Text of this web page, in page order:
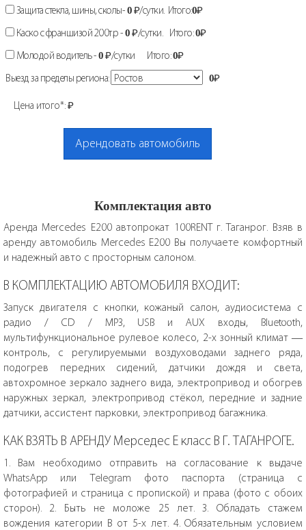
Защита стекла, шины, сколы-0₽/сутки. Итого:0₽
Каско с франшизой 200т.р -0₽/сутки. Итого:0₽
Молодой водитель -0₽/сутки Итого:0₽
Выезд за пределы региона:
0₽
Цена итого*:₽
Арендовать автомобиль
Комплектация авто
Аренда Mercedes E200 автопрокат 100RENT г. Таганрог. Взяв в
аренду автомобиль Mercedes E200 Вы получаете комфортный
и надежный авто с просторным салоном.
В КОМПЛЕКТАЦИЮ АВТОМОБИЛЯ ВХОДИТ:
Запуск двигателя с кнопки, кожаный салон, аудиосистема с
радио / CD / MP3, USB и AUX входы, Bluetooth,
мультифункциональное рулевое колесо, 2-х зонный климат —
контроль, с регулируемыми воздуховодами заднего ряда,
подогрев передних сидений, датчики дождя и света,
автохромное зеркало заднего вида, электропривод и обогрев
наружных зеркал, электропривод стёкол, передние и задние
датчики, ассистент парковки, электропривод багажника.
КАК ВЗЯТЬ В АРЕНДУ Мерседес Е класс В Г. ТАГАНРОГЕ.
1. Вам необходимо отправить на согласование к выдаче
WhatsApp или Telegram фото паспорта (страница с
фотографией и страница с пропиской) и права (фото с обоих
сторон). 2. Быть не моложе 25 лет. 3. Обладать стажем
вождения категории В от 5-х лет. 4. Обязательным условием